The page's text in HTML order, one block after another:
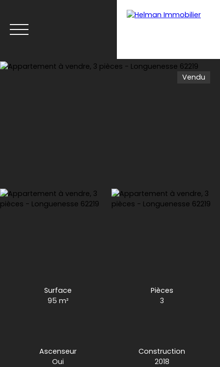
Vendu
Surface
95 m²
Pièces
3
Ascenseur
Oui
Construction
2018